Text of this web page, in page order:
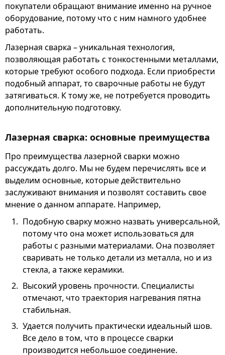
покупатели обращают внимание именно на ручное
оборудование, потому что с ним намного удобнее
работать.
Лазерная сварка – уникальная технология,
позволяющая работать с тонкостенными металлами,
которые требуют особого подхода. Если приобрести
подобный аппарат, то сварочные работы не будут
затягиваться. К тому же, не потребуется проводить
дополнительную подготовку.
Лазерная сварка: основные преимущества
Про преимущества лазерной сварки можно
рассуждать долго. Мы не будем перечислять все и
выделим основные, которые действительно
заслуживают внимания и позволят составить свое
мнение о данном аппарате. Например,
Подобную сварку можно назвать универсальной,
потому что она может использоваться для
работы с разными материалами. Она позволяет
сваривать не только детали из металла, но и из
стекла, а также керамики.
Высокий уровень прочности. Специалисты
отмечают, что траектория нагревания пятна
стабильная.
Удается получить практически идеальный шов.
Все дело в том, что в процессе сварки
производится небольшое соединение.